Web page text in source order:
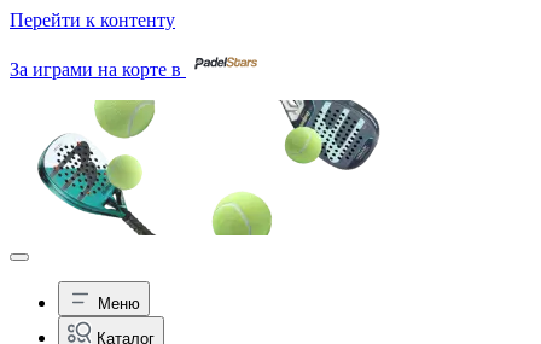
Перейти к контенту
За играми на корте в
Меню
Каталог